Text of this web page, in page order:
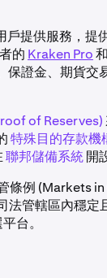
提供服務，提
的 Kraken Pro和
保證金、期貨交
of Reserves)
特殊目的存款機
聯邦儲備系統開
條例 (Markets
法管轄區內穩定
台。